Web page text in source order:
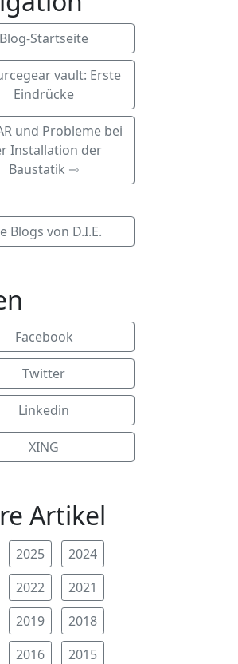
Blog-Startseite
vault: Erste
Eindrücke
und Probleme bei
Installation der
Baustatik ⇾
Blogs von D.I.E.
Facebook
Twitter
Linkedin
XING
Artikel
2025
2024
2022
2021
2019
2018
2016
2015